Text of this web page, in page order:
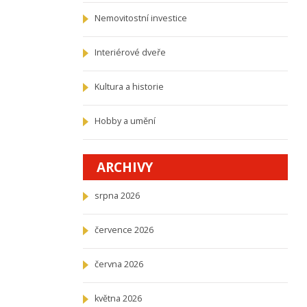
Nemovitostní investice
Interiérové dveře
Kultura a historie
Hobby a umění
ARCHIVY
srpna 2026
července 2026
června 2026
května 2026